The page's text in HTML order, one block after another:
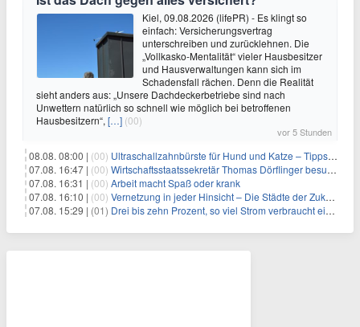
Kiel, 09.08.2026 (lifePR) - Es klingt so
einfach: Versicherungsvertrag
unterschreiben und zurücklehnen. Die
„Vollkasko-Mentalität“ vieler Hausbesitzer
und Hausverwaltungen kann sich im
Schadensfall rächen. Denn die Realität
sieht anders aus: „Unsere Dachdeckerbetriebe sind nach
Unwettern natürlich so schnell wie möglich bei betroffenen
Hausbesitzern“, […] (00)
vor 5 Stunden
08.08. 08:00 | (00) Ultraschallzahnbürste für Hund und Katze – Tipps zur erfolgreichen Eingewöhnung
07.08. 16:47 | (00) Wirtschaftsstaatssekretär Thomas Dörflinger besucht Handwerksbetrieb im Kammerbezirk Freiburg
07.08. 16:31 | (00) Arbeit macht Spaß oder krank
07.08. 16:10 | (00) Vernetzung in jeder Hinsicht – Die Städte der Zukunft sind grün-blau
07.08. 15:29 | (01) Drei bis zehn Prozent, so viel Strom verbraucht ein Aufzug im Gebäude